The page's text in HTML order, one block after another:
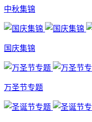
中秋集锦
国庆集锦
万圣节专题